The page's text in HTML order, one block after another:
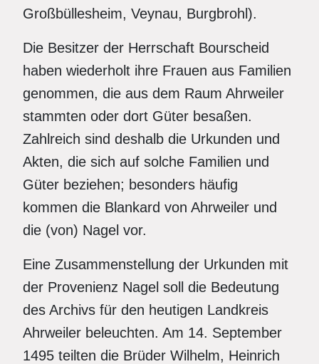
Großbüllesheim, Veynau, Burgbrohl).
Die Besitzer der Herrschaft Bourscheid
haben wiederholt ihre Frauen aus Familien
genommen, die aus dem Raum Ahrweiler
stammten oder dort Güter besaßen.
Zahlreich sind deshalb die Urkunden und
Akten, die sich auf solche Familien und
Güter beziehen; besonders häufig
kommen die Blankard von Ahrweiler und
die (von) Nagel vor.
Eine Zusammenstellung der Urkunden mit
der Provenienz Nagel soll die Bedeutung
des Archivs für den heutigen Landkreis
Ahrweiler beleuchten. Am 14. September
1495 teilten die Brüder Wilhelm, Heinrich